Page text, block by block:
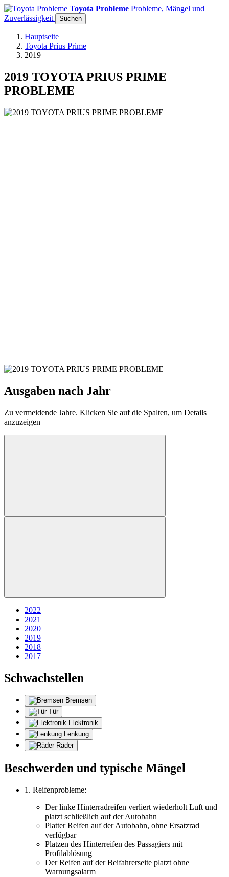
Toyota Probleme Probleme, Mängel und
Zuverlässigkeit
Suchen
Hauptseite
Toyota Prius Prime
2019
2019 TOYOTA PRIUS PRIME
PROBLEME
Ausgaben nach Jahr
Zu vermeidende Jahre. Klicken Sie auf die Spalten, um Details
anzuzeigen
2022
2021
2020
2019
2018
2017
Schwachstellen
Bremsen
Tür
Elektronik
Lenkung
Räder
Beschwerden und typische Mängel
1. Reifenprobleme:
Der linke Hinterradreifen verliert wiederholt Luft und
platzt schließlich auf der Autobahn
Platter Reifen auf der Autobahn, ohne Ersatzrad
verfügbar
Platzen des Hinterreifen des Passagiers mit
Profilablösung
Der Reifen auf der Beifahrerseite platzt ohne
Warnungsalarm